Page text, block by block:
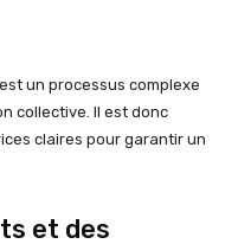
un processus complexe
collective. Il est donc
claires pour garantir un
et des